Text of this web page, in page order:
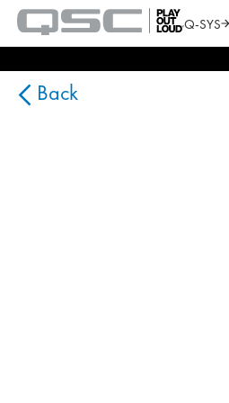
QSC
Audio
Products
Homepage
Q-SYS
Back